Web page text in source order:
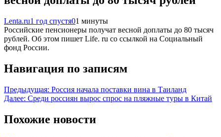
Lenta.ru1 год спустя01 минуты
Российские пенсионеры получат весной доплаты до 80 тысяч
рублей. Об этом пишет Life. ru со ссылкой на Социальный
фонд России.
Навигация по записям
Предыдущая: Россия начала поставки вина в Таиланд
Далее: Среди россиян вырос спрос на пляжные туры в Китай
Похожие новости